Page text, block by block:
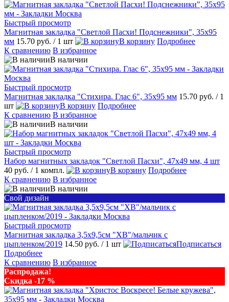
Быстрый просмотр
Магнитная закладка "Светлой Пасхи! Подснежники", 35х95
мм 15.70 руб. / 1 шт В корзину Подробнее
К сравнению В избранное
В наличии
Быстрый просмотр
Магнитная закладка "Стихира. Глас 6", 35х95 мм 15.70 руб. / 1
шт
В корзину Подробнее
К сравнению В избранное
В наличии
Быстрый просмотр
Набор магнитных закладок "Светлой Пасхи", 47х49 мм, 4 шт
40 руб. / 1 компл. В корзину Подробнее
К сравнению В избранное
В наличии
Свой дизайн
Быстрый просмотр
Магнитная закладка 3,5х9,5см "ХВ"/мальчик с
цыпленком/2019 14.50 руб. / 1 шт
Подписаться
Подробнее
К сравнению В избранное
Распродажа!
Скидка -17 %